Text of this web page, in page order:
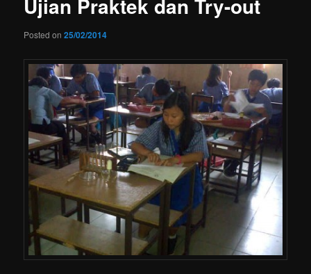
Posted on25/02/2014